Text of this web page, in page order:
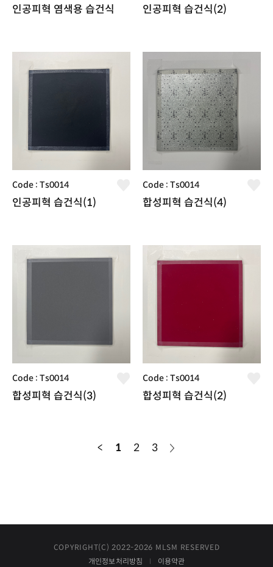
인공피혁 염색용 습건식 인공피혁 습건식(2)
Code : Ts0014
인공피혁 습건식(1)
Code : Ts0014
합성피혁 습건식(4)
Code : Ts0014
합성피혁 습건식(3)
Code : Ts0014
합성피혁 습건식(2)
< 1 2 3
COPYRIGHT(C) 2022-2026 MLSM RESERVED
개인정보처리방침
이용약관